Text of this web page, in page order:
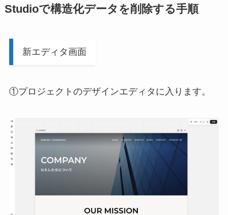
Studioで構造化データを削除する手順
新エディタ画面
①プロジェクトのデザインエディタに入ります。